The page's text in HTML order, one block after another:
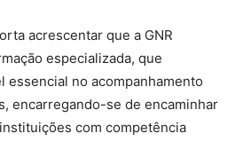
acrescentar que a GNR
especializada, que
essencial no acompanhamento
encarregando-se de encaminhar
com competência